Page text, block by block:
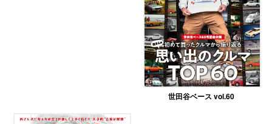
世田谷ベース vol.60